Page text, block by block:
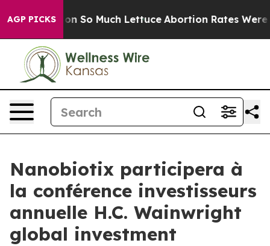
AGP PICKS
Got on So Much Lettuce Abortion Rates Were
Nanobiotix participera à
la conférence investisseurs
annuelle H.C. Wainwright
global investment